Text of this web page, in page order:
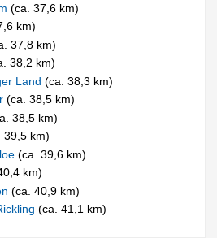
(ca. 37,6 km)
km)
37,8 km)
38,2 km)
Land(ca. 38,3 km)
(ca. 38,5 km)
38,5 km)
39,5 km)
(ca. 39,6 km)
km)
(ca. 40,9 km)
(ca. 41,1 km)